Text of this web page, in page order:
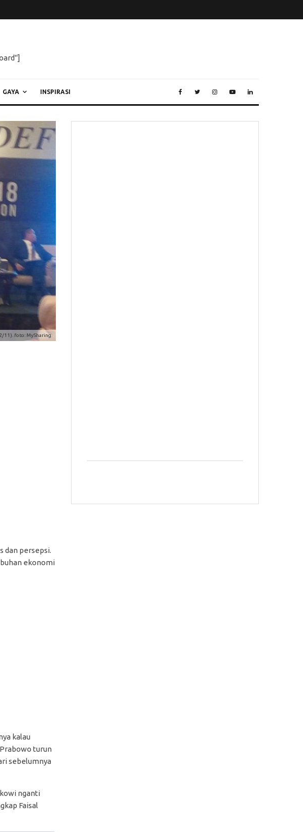
GAYA INSPIRASI
11). foto: MySharing.
dan persepsi.
ekonomi
kalau
turun
sebelumnya
nganti
Faisal